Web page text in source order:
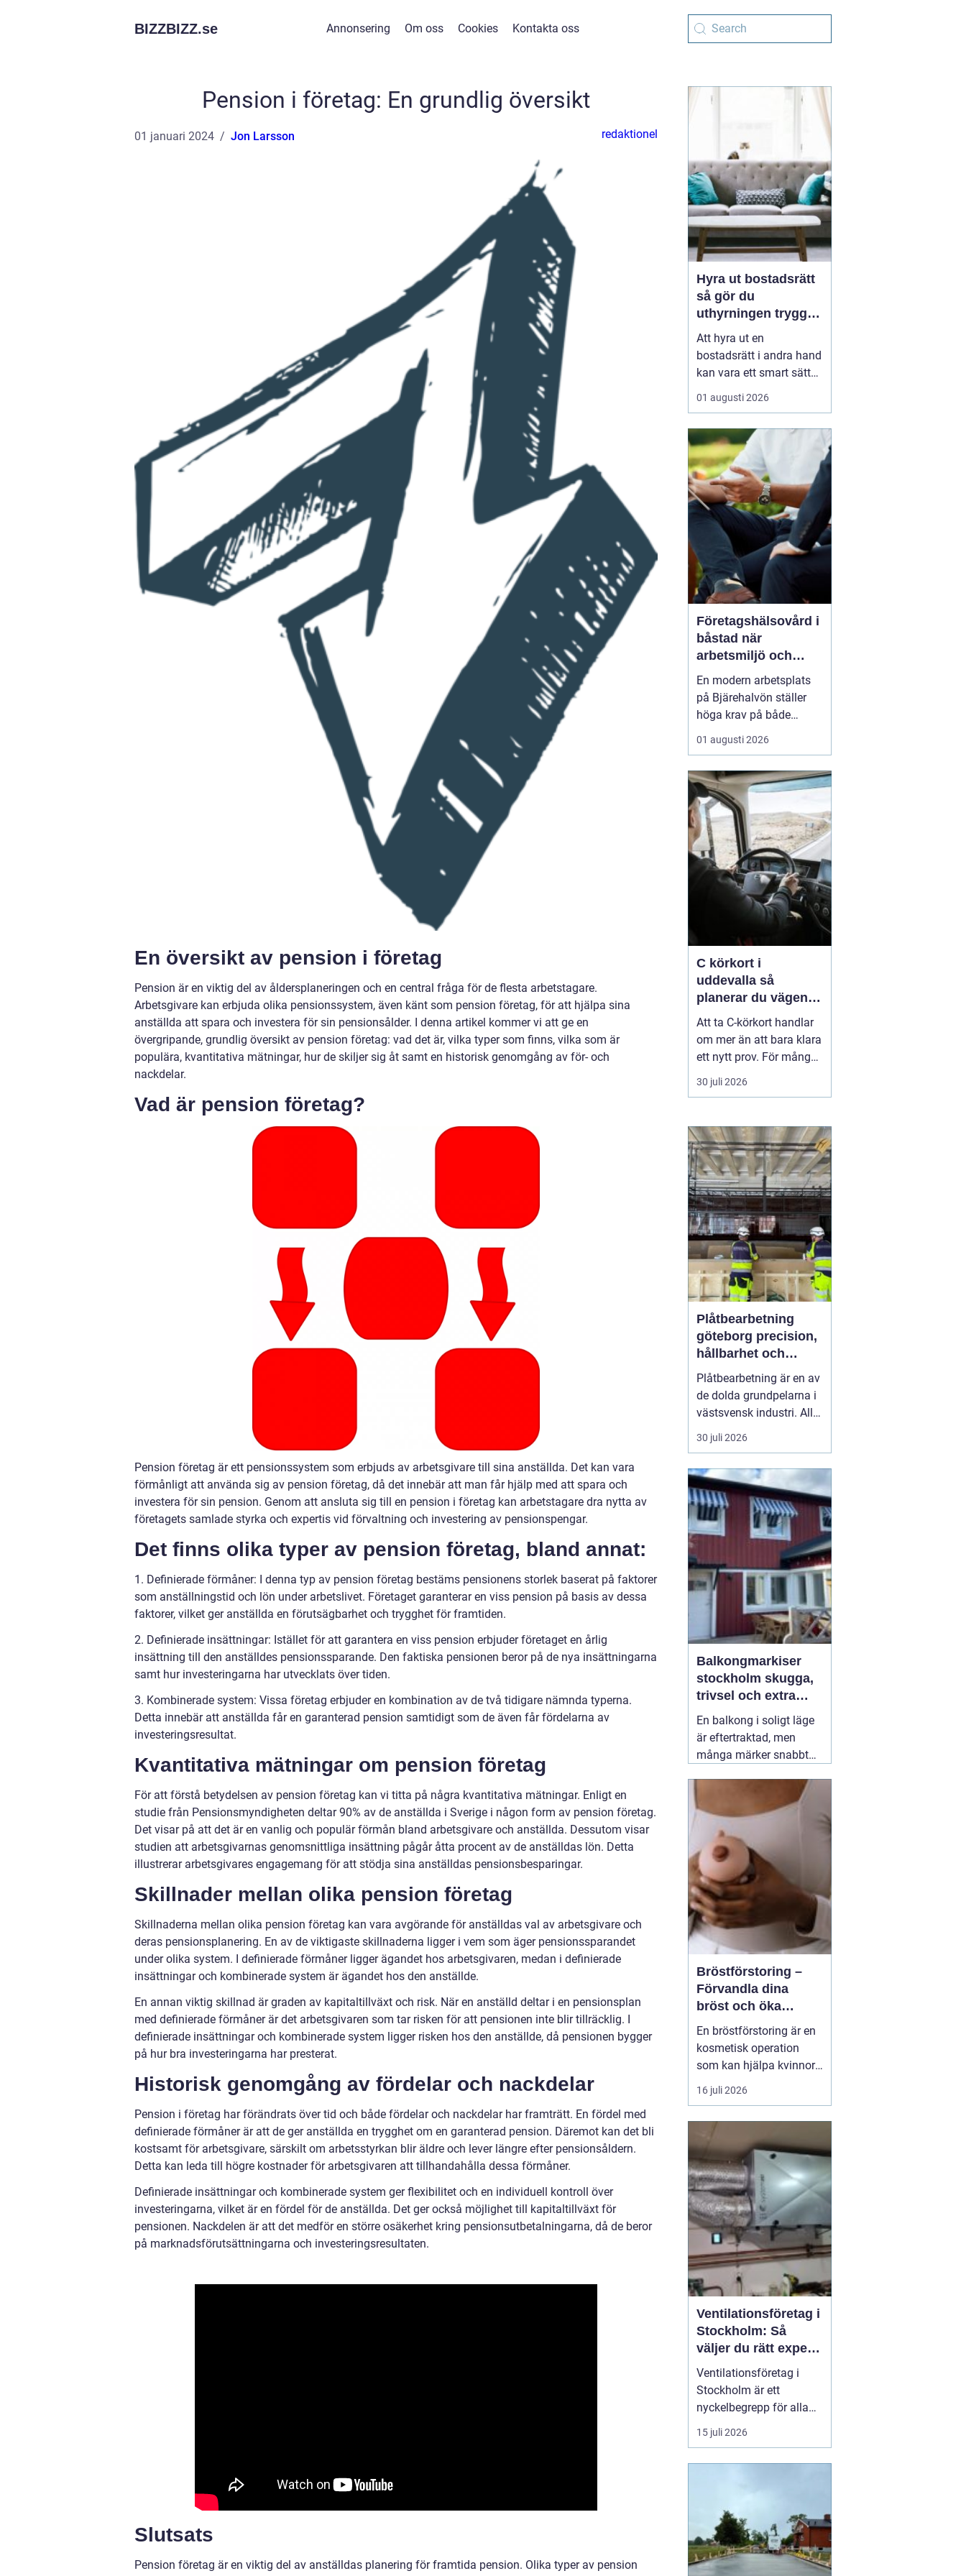
BIZZBIZZ.se Annonsering Om oss Cookies Kontakta oss
Pension i företag: En grundlig översikt
01 januari 2024 Jon Larsson redaktionel
En översikt av pension i företag
Pension är en viktig del av åldersplaneringen och en central fråga för de flesta arbetstagare.
Arbetsgivare kan erbjuda olika pensionssystem, även känt som pension företag, för att hjälpa sina
anställda att spara och investera för sin pensionsålder. I denna artikel kommer vi att ge en
övergripande, grundlig översikt av pension företag: vad det är, vilka typer som finns, vilka som är
populära, kvantitativa mätningar, hur de skiljer sig åt samt en historisk genomgång av för- och
nackdelar.
Vad är pension företag?
Pension företag är ett pensionssystem som erbjuds av arbetsgivare till sina anställda. Det kan vara
förmånligt att använda sig av pension företag, då det innebär att man får hjälp med att spara och
investera för sin pension. Genom att ansluta sig till en pension i företag kan arbetstagare dra nytta av
företagets samlade styrka och expertis vid förvaltning och investering av pensionspengar.
Det finns olika typer av pension företag, bland annat:
1. Definierade förmåner: I denna typ av pension företag bestäms pensionens storlek baserat på faktorer
som anställningstid och lön under arbetslivet. Företaget garanterar en viss pension på basis av dessa
faktorer, vilket ger anställda en förutsägbarhet och trygghet för framtiden.
2. Definierade insättningar: Istället för att garantera en viss pension erbjuder företaget en årlig
insättning till den anställdes pensionssparande. Den faktiska pensionen beror på de nya insättningarna
samt hur investeringarna har utvecklats över tiden.
3. Kombinerade system: Vissa företag erbjuder en kombination av de två tidigare nämnda typerna.
Detta innebär att anställda får en garanterad pension samtidigt som de även får fördelarna av
investeringsresultat.
Kvantitativa mätningar om pension företag
För att förstå betydelsen av pension företag kan vi titta på några kvantitativa mätningar. Enligt en
studie från Pensionsmyndigheten deltar 90% av de anställda i Sverige i någon form av pension företag.
Det visar på att det är en vanlig och populär förmån bland arbetsgivare och anställda. Dessutom visar
studien att arbetsgivarnas genomsnittliga insättning pågår åtta procent av de anställdas lön. Detta
illustrerar arbetsgivares engagemang för att stödja sina anställdas pensionsbesparingar.
Skillnader mellan olika pension företag
Skillnaderna mellan olika pension företag kan vara avgörande för anställdas val av arbetsgivare och
deras pensionsplanering. En av de viktigaste skillnaderna ligger i vem som äger pensionssparandet
under olika system. I definierade förmåner ligger ägandet hos arbetsgivaren, medan i definierade
insättningar och kombinerade system är ägandet hos den anställde.
En annan viktig skillnad är graden av kapitaltillväxt och risk. När en anställd deltar i en pensionsplan
med definierade förmåner är det arbetsgivaren som tar risken för att pensionen inte blir tillräcklig. I
definierade insättningar och kombinerade system ligger risken hos den anställde, då pensionen bygger
på hur bra investeringarna har presterat.
Historisk genomgång av fördelar och nackdelar
Pension i företag har förändrats över tid och både fördelar och nackdelar har framträtt. En fördel med
definierade förmåner är att de ger anställda en trygghet om en garanterad pension. Däremot kan det bli
kostsamt för arbetsgivare, särskilt om arbetsstyrkan blir äldre och lever längre efter pensionsåldern.
Detta kan leda till högre kostnader för arbetsgivaren att tillhandahålla dessa förmåner.
Definierade insättningar och kombinerade system ger flexibilitet och en individuell kontroll över
investeringarna, vilket är en fördel för de anställda. Det ger också möjlighet till kapitaltillväxt för
pensionen. Nackdelen är att det medför en större osäkerhet kring pensionsutbetalningarna, då de beror
på marknadsförutsättningarna och investeringsresultaten.
Slutsats
Pension företag är en viktig del av anställdas planering för framtida pension. Olika typer av pension
Hyra ut bostadsrätt
så gör du
uthyrningen trygg,
laglig och lönsam
Att hyra ut en
bostadsrätt i andra hand
kan vara ett smart sätt
att täcka kostnader eller
behålla boendet under
stad. Samtidigt upplever
många att regler,
tillstånd, hyresnivå och
försäkringar känns
krångliga. Med rätt
kunskap gå...
01 augusti 2026
Företagshälsovård i
båstad när
arbetsmiljö och
specialistkunskap
möts
En modern arbetsplats
på Bjärehalvön ställer
höga krav på både
ledning och
medarbetare. Tempot är
breda och gränsen
mellan jobb och privatliv
blir ibland suddig.
Samtidigt förväntas
hållbara prestationer
över tid. I den verkligh...
01 augusti 2026
C körkort i
uddevalla så
planerar du vägen
mot tung lastbil
Att ta C-körkort handlar
om mer än att bara klara
ett nytt prov. För många
betyder det en chans till
ett nytt yrke, en starkare
arbetsmarknaden eller
en naturlig utveckling i
ett jobb inom transport
och logistik. I Uddevalla
finns goda mö...
30 juli 2026
Plåtbearbetning
göteborg precision,
hållbarhet och
smarta lösningar
Plåtbearbetning är en av
de dolda grundpelarna i
västsvensk industri. Allt
från marina
anläggningar längs
maskiner, räcken i
offentliga miljöer och
specialtillverkade
komponenter tillverkas
plåtbearbetning. När
för...
30 juli 2026
Balkongmarkiser
stockholm skugga,
trivsel och extra
rum utomhus
En balkong i soligt läge
är eftertraktad, men
många märker snabbt
under sommarhalvåret.
Glasräcken, mörka
reflekterande ytor gör att
solen ofta upplevs
starkare i Stockholm än
förväntat. Med
22 juli
2026
Bröstförstoring –
Förvandla dina
bröst och öka
självförtroendet
En bröstförstoring är en
kosmetisk operation
som kan hjälpa kvinnor
att uppnå de bröst de
alltid har drömt om.
om att återställa
volymen efter graviditet
och amning, korrigera
oj&a...
16 juli 2026
Ventilationsföretag i
Stockholm: Så
väljer du rätt expert
på frisk luft
Ventilationsföretag i
Stockholm är ett
nyckelbegrepp för alla
som vill ha bättre
inomhusluft, lägre
söker efter ett kunnigt
företag i huvudstaden
som kan hjälp...
15 juli 2026